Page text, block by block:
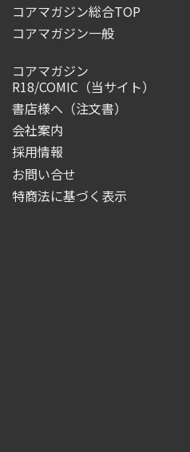
コアマガジン総合TOP
コアマガジン一般
コアマガジン
R18/COMIC （当サイト）
書店様へ（注文書）
会社案内
採用情報
お問い合せ
特商法に基づく表示